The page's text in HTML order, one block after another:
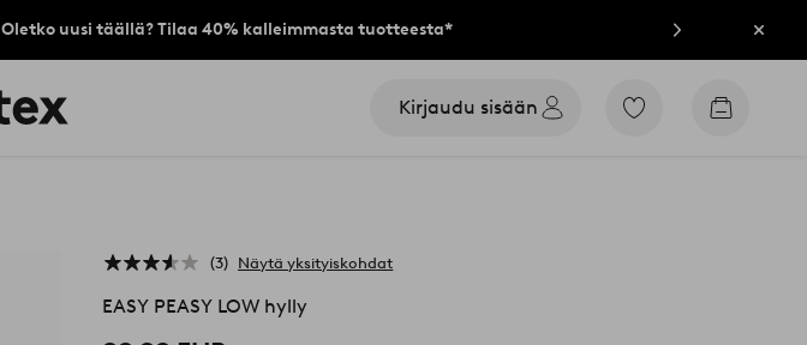
Oletko uusi täällä? Tilaa 40% kalleimmasta tuotteesta* Sulje
Kirjaudu sisään
Siirry
Siirry
3 Näytä yksityiskohdat
EASY PEASY LOW hylly